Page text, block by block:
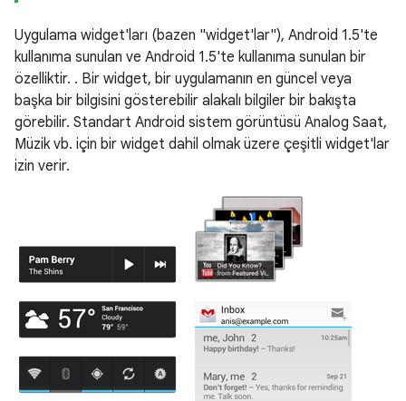
Uygulama widget'ları (bazen "widget'lar"), Android 1.5'te
kullanıma sunulan ve Android 1.5'te kullanıma sunulan bir
özelliktir. . Bir widget, bir uygulamanın en güncel veya
başka bir bilgisini gösterebilir alakalı bilgiler bir bakışta
görebilir. Standart Android sistem görüntüsü Analog Saat,
Müzik vb. için bir widget dahil olmak üzere çeşitli widget'lar
izin verir.